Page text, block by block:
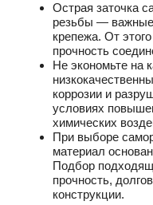
Острая заточка
резьбы — важные
крепежа. От
прочность
Не экономьте на
коррозии и
условиях
химических
При выборе
материал
Подбор
прочность,
конструкции.